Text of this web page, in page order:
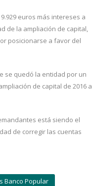
euros más intereses a
de la ampliación de capital,
posicionarse a favor del
se quedó la entidad por un
de capital de 2016 a
está siendo el
de corregir las cuentas
Banco Popular